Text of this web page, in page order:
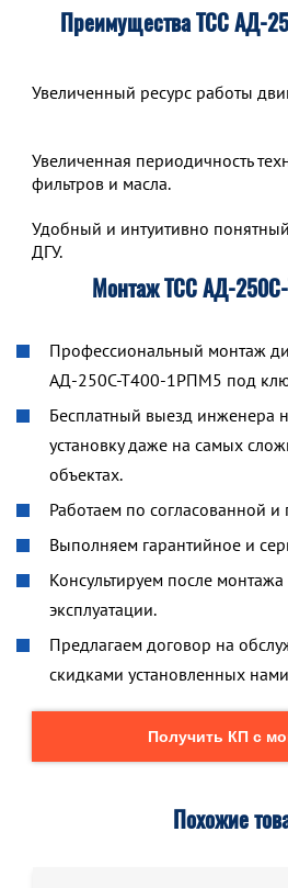
Преимущества ТСС АД-
Увеличенный ресурс работы
Увеличенная периодичность
фильтров и масла.
Удобный и интуитивно
ДГУ.
Монтаж ТСС АД-
Профессиональный монтаж
АД-250С-Т400-1РПМ5 под
Бесплатный выезд инженера
установку даже на самых
объектах.
Работаем по согласованной
Выполняем гарантийное и
Консультируем после
эксплуатации.
Предлагаем договор на
скидками установленных
Получить КП с
Похожие